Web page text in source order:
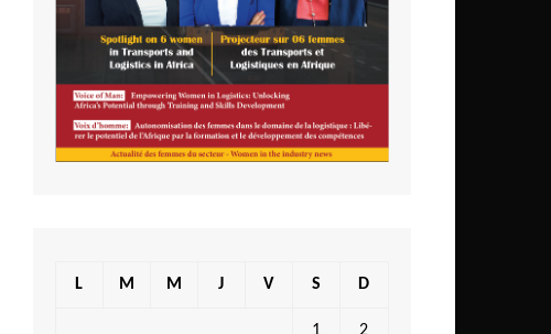
L M M J V S D